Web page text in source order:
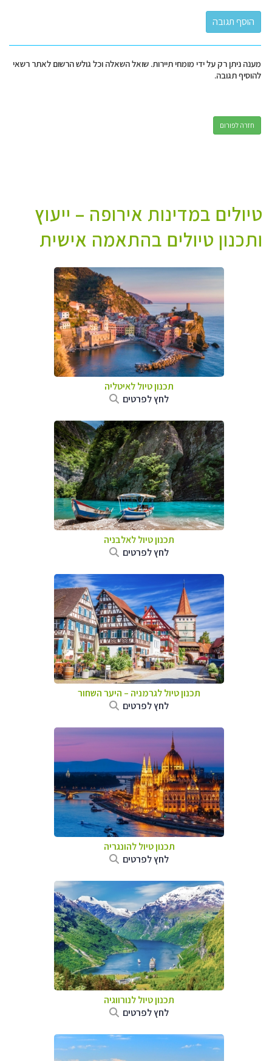
מענה ניתן רק על ידי מומחי תיירות. שואל השאלה וכל גולש הרשום לאתר רשאי
להוסיף תגובה.
חזרה לפורום
טיולים במדינות אירופה – ייעוץ
ותכנון טיולים בהתאמה אישית
תכנון טיול לאיטליה
לחץ לפרטים
תכנון טיול לאלבניה
לחץ לפרטים
תכנון טיול לגרמניה – היער השחור
לחץ לפרטים
תכנון טיול להונגריה
לחץ לפרטים
תכנון טיול לנורווגיה
לחץ לפרטים